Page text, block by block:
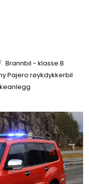
Brannbil - klasse B
Pajero røykdykkerbil